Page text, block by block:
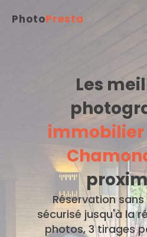
PhotoPresta
Les
immobilier
Réservation
sécurisé jusqu'à la
photos, 3 tirages